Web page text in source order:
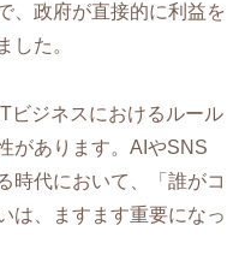
、政府が直接的に利益を
した。
ビジネスにおけるルール
があります。AIやSNS
時代において、「誰がコ
は、ますます重要になっ